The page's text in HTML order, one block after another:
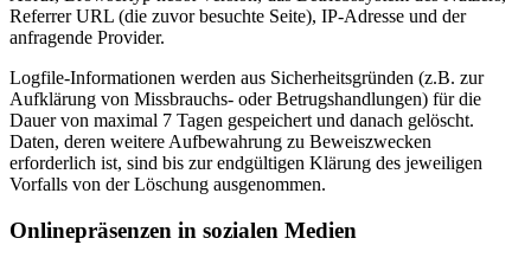
Referrer URL (die zuvor besuchte Seite), IP-Adresse und der
anfragende Provider.
Logfile-Informationen werden aus Sicherheitsgründen (z.B. zur
Aufklärung von Missbrauchs- oder Betrugshandlungen) für die
Dauer von maximal 7 Tagen gespeichert und danach gelöscht.
Daten, deren weitere Aufbewahrung zu Beweiszwecken
erforderlich ist, sind bis zur endgültigen Klärung des jeweiligen
Vorfalls von der Löschung ausgenommen.
Onlinepräsenzen in sozialen Medien